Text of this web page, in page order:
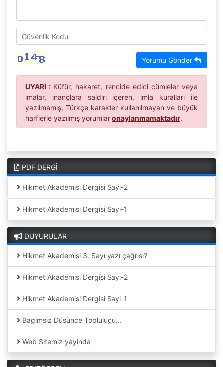
Yorumu Gönder
UYARI : Küfür, hakaret, rencide edici cümleler veya
imalar, inançlara saldırı içeren, imla kuralları ile
yazılmamış, Türkçe karakter kullanılmayan ve büyük
harflerle yazılmış yorumlar onaylanmamaktadır.
PDF DERGİ
Hikmet Akademisi Dergisi Sayı-2
Hikmet Akademisi Dergisi Sayı-1
DUYURULAR
Hikmet Akademisi 3. Sayı yazı çağrısı?
Hikmet Akademisi Dergisi Sayi-2
Hikmet Akademisi Dergisi Sayi-1
Bagimsiz Düsünce Toplulugu...
Web Sitemiz yayinda